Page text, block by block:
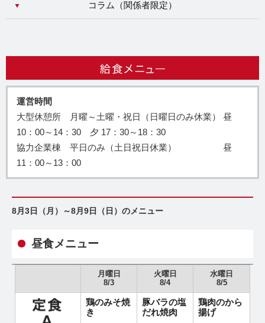
コラム（関係者限定）
運営時間
大型休憩所 月曜～土曜・祝日（日曜日のみ休業） 昼
10：00～14：30 夕 17：30～18：30
協力企業棟 平日のみ（土日祝日休業） 昼
11：00～13：00
8月3日（月）～8月9日（日）のメニュー
昼食メニュー
月曜日
8/3
火曜日
8/4
水曜日
8/5
鶏のみそ焼
き
豚バラの塩
だれ焼肉
鶏肉のから
揚げ